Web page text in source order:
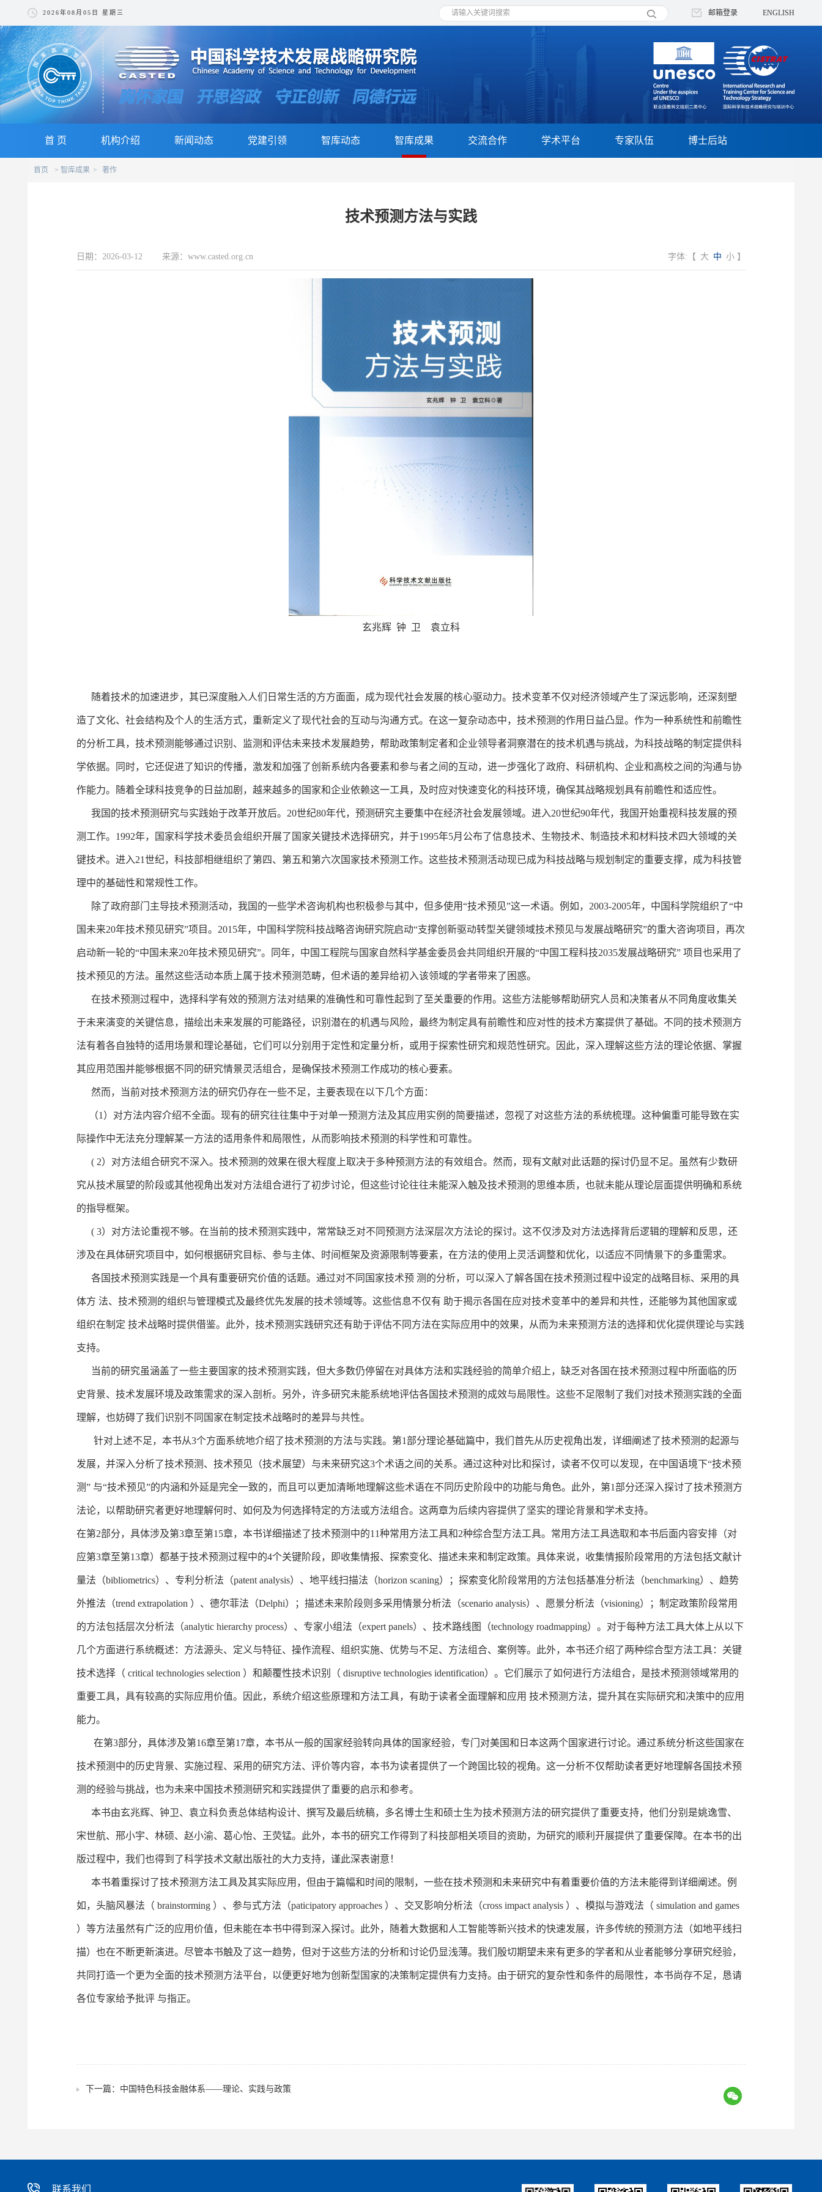
2026年08月05日 星期三 邮箱登录 ENGLISH
首 页 机构介绍 新闻动态 党建引领 智库动态 智库成果 交流合作 学术平台 专家队伍 博士后站
首页 智库成果 著作
技术预测方法与实践
日期：2026-03-12 来源：www.casted.org.cn 字体:【 大 中 小 】
玄兆辉 钟 卫 袁立科
随着技术的加速进步，其已深度融入人们日常生活的方方面面，成为现代社会发展的核心驱动力。技术变革不仅对经济领域产生了深远影响，还深刻塑
造了文化、社会结构及个人的生活方式，重新定义了现代社会的互动与沟通方式。在这一复杂动态中，技术预测的作用日益凸显。作为一种系统性和前瞻性
的分析工具，技术预测能够通过识别、监测和评估未来技术发展趋势，帮助政策制定者和企业领导者洞察潜在的技术机遇与挑战，为科技战略的制定提供科
学依据。同时，它还促进了知识的传播，激发和加强了创新系统内各要素和参与者之间的互动，进一步强化了政府、科研机构、企业和高校之间的沟通与协
作能力。随着全球科技竞争的日益加剧，越来越多的国家和企业依赖这一工具，及时应对快速变化的科技环境，确保其战略规划具有前瞻性和适应性。
我国的技术预测研究与实践始于改革开放后。20世纪80年代，预测研究主要集中在经济社会发展领域。进入20世纪90年代，我国开始重视科技发展的预
测工作。1992年，国家科学技术委员会组织开展了国家关键技术选择研究，并于1995年5月公布了信息技术、生物技术、制造技术和材料技术四大领域的关
键技术。进入21世纪，科技部相继组织了第四、第五和第六次国家技术预测工作。这些技术预测活动现已成为科技战略与规划制定的重要支撑，成为科技管
理中的基础性和常规性工作。
除了政府部门主导技术预测活动，我国的一些学术咨询机构也积极参与其中，但多使用“技术预见”这一术语。例如，2003-2005年，中国科学院组织了“中
国未来20年技术预见研究”项目。2015年，中国科学院科技战略咨询研究院启动“支撑创新驱动转型关键领域技术预见与发展战略研究”的重大咨询项目，再次
启动新一轮的“中国未来20年技术预见研究”。同年，中国工程院与国家自然科学基金委员会共同组织开展的“中国工程科技2035发展战略研究” 项目也采用了
技术预见的方法。虽然这些活动本质上属于技术预测范畴，但术语的差异给初入该领域的学者带来了困惑。
在技术预测过程中，选择科学有效的预测方法对结果的准确性和可靠性起到了至关重要的作用。这些方法能够帮助研究人员和决策者从不同角度收集关
于未来演变的关键信息，描绘出未来发展的可能路径，识别潜在的机遇与风险，最终为制定具有前瞻性和应对性的技术方案提供了基础。不同的技术预测方
法有着各自独特的适用场景和理论基础，它们可以分别用于定性和定量分析，或用于探索性研究和规范性研究。因此，深入理解这些方法的理论依据、掌握
其应用范围并能够根据不同的研究情景灵活组合，是确保技术预测工作成功的核心要素。
然而，当前对技术预测方法的研究仍存在一些不足，主要表现在以下几个方面：
（1）对方法内容介绍不全面。现有的研究往往集中于对单一预测方法及其应用实例的简要描述，忽视了对这些方法的系统梳理。这种偏重可能导致在实
际操作中无法充分理解某一方法的适用条件和局限性，从而影响技术预测的科学性和可靠性。
( 2）对方法组合研究不深入。技术预测的效果在很大程度上取决于多种预测方法的有效组合。然而，现有文献对此话题的探讨仍显不足。虽然有少数研
究从技术展望的阶段或其他视角出发对方法组合进行了初步讨论，但这些讨论往往未能深入触及技术预测的思维本质，也就未能从理论层面提供明确和系统
的指导框架。
( 3）对方法论重视不够。在当前的技术预测实践中，常常缺乏对不同预测方法深层次方法论的探讨。这不仅涉及对方法选择背后逻辑的理解和反思，还
涉及在具体研究项目中，如何根据研究目标、参与主体、时间框架及资源限制等要素，在方法的使用上灵活调整和优化，以适应不同情景下的多重需求。
各国技术预测实践是一个具有重要研究价值的话题。通过对不同国家技术预 测的分析，可以深入了解各国在技术预测过程中设定的战略目标、采用的具
体方 法、技术预测的组织与管理模式及最终优先发展的技术领域等。这些信息不仅有 助于揭示各国在应对技术变革中的差异和共性，还能够为其他国家或
组织在制定 技术战略时提供借鉴。此外，技术预测实践研究还有助于评估不同方法在实际应用中的效果，从而为未来预测方法的选择和优化提供理论与实践
支持。
当前的研究虽涵盖了一些主要国家的技术预测实践，但大多数仍停留在对具体方法和实践经验的简单介绍上，缺乏对各国在技术预测过程中所面临的历
史背景、技术发展环境及政策需求的深入剖析。另外，许多研究未能系统地评估各国技术预测的成效与局限性。这些不足限制了我们对技术预测实践的全面
理解，也妨碍了我们识别不同国家在制定技术战略时的差异与共性。
针对上述不足，本书从3个方面系统地介绍了技术预测的方法与实践。第1部分理论基础篇中，我们首先从历史视角出发，详细阐述了技术预测的起源与
发展，并深入分析了技术预测、技术预见（技术展望）与未来研究这3个术语之间的关系。通过这种对比和探讨，读者不仅可以发现，在中国语境下“技术预
测” 与“技术预见”的内涵和外延是完全一致的，而且可以更加清晰地理解这些术语在不同历史阶段中的功能与角色。此外，第1部分还深入探讨了技术预测方
法论，以帮助研究者更好地理解何时、如何及为何选择特定的方法或方法组合。这两章为后续内容提供了坚实的理论背景和学术支持。
在第2部分，具体涉及第3章至第15章，本书详细描述了技术预测中的11种常用方法工具和2种综合型方法工具。常用方法工具选取和本书后面内容安排（对
应第3章至第13章）都基于技术预测过程中的4个关键阶段，即收集情报、探索变化、描述未来和制定政策。具体来说，收集情报阶段常用的方法包括文献计
量法（bibliometrics）、专利分析法（patent analysis）、地平线扫描法（horizon scaning）；探索变化阶段常用的方法包括基准分析法（benchmarking）、趋势
外推法（trend extrapolation ）、德尔菲法（Delphi）；描述未来阶段则多采用情景分析法（scenario analysis）、愿景分析法（visioning）；制定政策阶段常用
的方法包括层次分析法（analytic hierarchy process）、专家小组法（expert panels）、技术路线图（technology roadmapping）。对于每种方法工具大体上从以下
几个方面进行系统概述：方法源头、定义与特征、操作流程、组织实施、优势与不足、方法组合、案例等。此外，本书还介绍了两种综合型方法工具：关键
技术选择（ critical technologies selection ）和颠覆性技术识别（ disruptive technologies identification）。它们展示了如何进行方法组合，是技术预测领域常用的
重要工具，具有较高的实际应用价值。因此，系统介绍这些原理和方法工具，有助于读者全面理解和应用 技术预测方法，提升其在实际研究和决策中的应用
能力。
在第3部分，具体涉及第16章至第17章，本书从一般的国家经验转向具体的国家经验，专门对美国和日本这两个国家进行讨论。通过系统分析这些国家在
技术预测中的历史背景、实施过程、采用的研究方法、评价等内容，本书为读者提供了一个跨国比较的视角。这一分析不仅帮助读者更好地理解各国技术预
测的经验与挑战，也为未来中国技术预测研究和实践提供了重要的启示和参考。
本书由玄兆辉、钟卫、袁立科负责总体结构设计、撰写及最后统稿，多名博士生和硕士生为技术预测方法的研究提供了重要支持，他们分别是姚逸雪、
宋世航、邢小宇、林硕、赵小渝、葛心怡、王荧锰。此外，本书的研究工作得到了科技部相关项目的资助，为研究的顺利开展提供了重要保障。在本书的出
版过程中，我们也得到了科学技术文献出版社的大力支持，谨此深表谢意！
本书着重探讨了技术预测方法工具及其实际应用，但由于篇幅和时间的限制，一些在技术预测和未来研究中有着重要价值的方法未能得到详细阐述。例
如，头脑风暴法（ brainstorming ）、参与式方法（paticipatory approaches ）、交叉影响分析法（cross impact analysis ）、模拟与游戏法（ simulation and games
）等方法虽然有广泛的应用价值，但未能在本书中得到深入探讨。此外，随着大数据和人工智能等新兴技术的快速发展，许多传统的预测方法（如地平线扫
描）也在不断更新演进。尽管本书触及了这一趋势，但对于这些方法的分析和讨论仍显浅薄。我们殷切期望未来有更多的学者和从业者能够分享研究经验，
共同打造一个更为全面的技术预测方法平台，以便更好地为创新型国家的决策制定提供有力支持。由于研究的复杂性和条件的局限性，本书尚存不足，恳请
各位专家给予批评 与指正。
下一篇： 中国特色科技金融体系——理论、实践与政策
联系我们